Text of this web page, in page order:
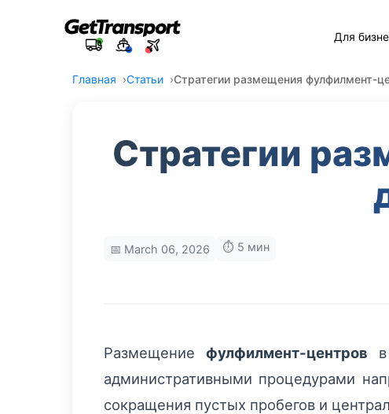
Для
Главная Статьи Стратегии размещения фулфилмент-
Стратегии
📅 March 06, 2026 ⏱️ 5 мин
Размещениефулфилмент-центров
административными процедурами
сокращения пустых пробегов и